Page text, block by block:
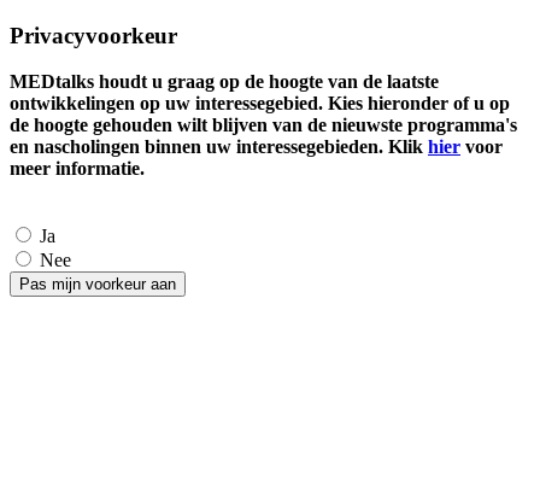
Privacyvoorkeur
MEDtalks houdt u graag op de hoogte van de laatste
ontwikkelingen op uw interessegebied. Kies hieronder of u op
de hoogte gehouden wilt blijven van de nieuwste programma's
en nascholingen binnen uw interessegebieden. Klik hier voor
meer informatie.
Ja
Nee